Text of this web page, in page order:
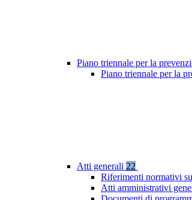
Piano triennale per la
Piano triennale per la
Atti generali 22
Riferimenti normativi
Atti amministrativi